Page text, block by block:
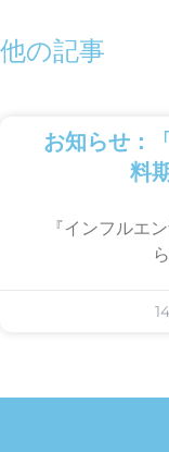
他の記事
お知らせ：
料
『インフルエ